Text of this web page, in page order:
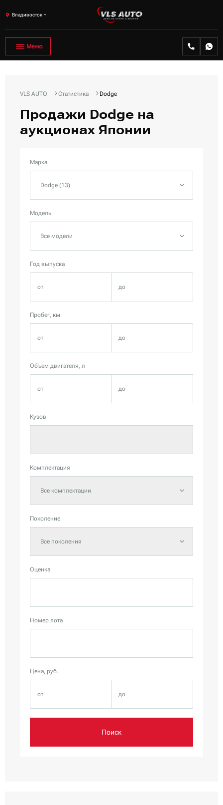
Владивосток
Меню
VLS AUTO Статистика Dodge
Продажи Dodge на
аукционах Японии
Марка
Dodge (13)
Модель
Все модели
Год выпуска
Пробег, км
Объем двигателя, л
Кузов
Комплектация
Все комплектации
Поколение
Все поколения
Оценка
Номер лота
Цена, руб.
Поиск